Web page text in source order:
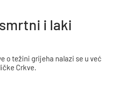
i laki
o težini grijeha nalazi se u već
Crkve.